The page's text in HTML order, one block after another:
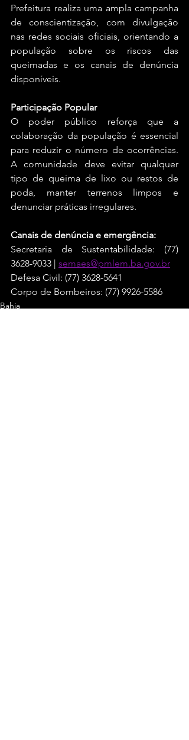
Prefeitura realiza uma ampla campanha
de conscientização, com divulgação
nas redes sociais oficiais, orientando a
população sobre os riscos das
queimadas e os canais de denúncia
disponíveis.
Participação Popular
O poder público reforça que a
colaboração da população é essencial
para reduzir o número de ocorrências.
A comunidade deve evitar qualquer
tipo de queima de lixo ou restos de
poda, manter terrenos limpos e
denunciar práticas irregulares.
Canais de denúncia e emergência:
Secretaria de Sustentabilidade: (77)
3628-9033 | semaes@pmlem.ba.gov.br
Defesa Civil: (77) 3628-5641
Corpo de Bombeiros: (77) 9926-5586
Bahia